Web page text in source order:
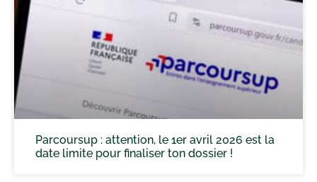
Parcoursup : attention, le 1er avril 2026 est la
date limite pour finaliser ton dossier !